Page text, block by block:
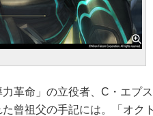
革命」の立役者、C・エプス
曾祖父の手記には。「オク